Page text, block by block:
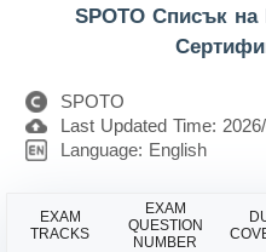
SPOTO Списък на
SPOTO
Last Updated Time:
Language: English
EXAM
TRACKS
EXAM
QUESTION
NUMBER